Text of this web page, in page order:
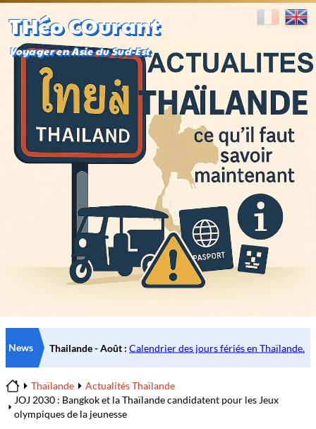
THéo COurant
Voyager en Asie du Sud-Est
News
Home
Thaïlande
Actualités Thaïlande
JOJ 2030 : Bangkok et la Thaïlande candidatent pour les Jeux
olympiques de la jeunesse